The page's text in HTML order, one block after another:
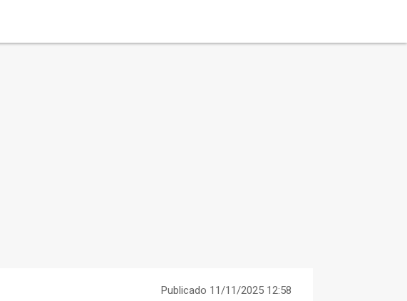
Publicado 11/11/2025 12:58